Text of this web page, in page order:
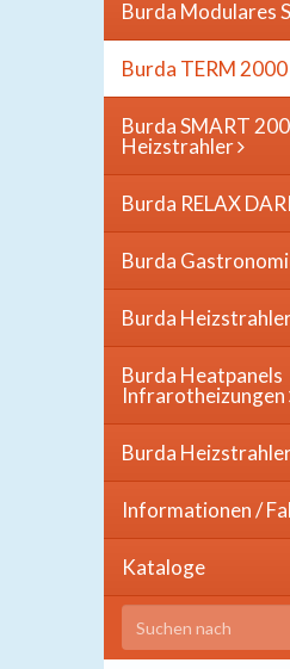
Burda Modulares
Burda TERM
Burda SMART
Heizstrahler
Burda RELAX
Burda
Burda
Burda Heatpanels
Infrarotheizungen
Burda
Informationen /
Kataloge